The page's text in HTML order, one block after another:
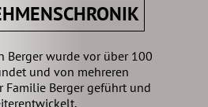
Berger wurde vor über 100
und von mehreren
Familie Berger geführt und